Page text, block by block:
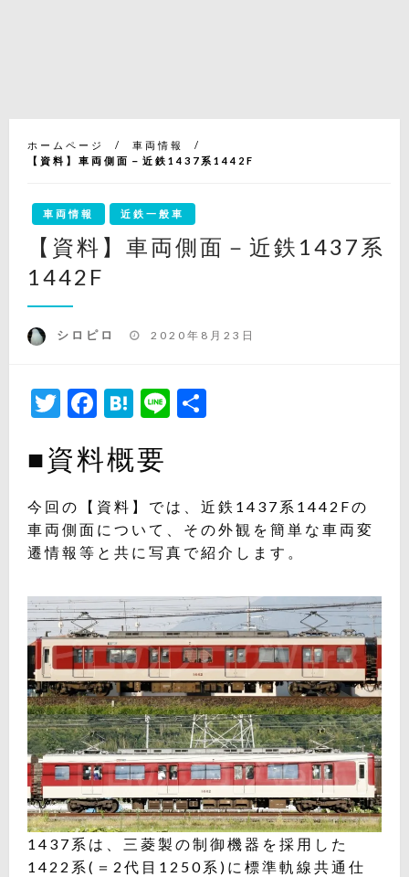
ホームページ
車両情報
【資料】車両側面－近鉄1437系1442F
車両情報 近鉄一般車
【資料】車両側面－近鉄1437系
1442F
シロピロ
投
2020年8月23日
Twitter
Facebook
Hatena
Line
■資料概要
今回の【資料】では、近鉄1437系1442Fの
車両側面について、その外観を簡単な車両変
遷情報等と共に写真で紹介します。
1437系は、三菱製の制御機器を採用した
1422系(＝2代目1250系)に標準軌線共通仕